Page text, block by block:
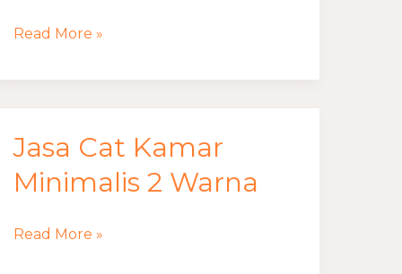
Read More »
Jasa Cat Kamar
Minimalis 2 Warna
Jasa
Kamar
Read More »